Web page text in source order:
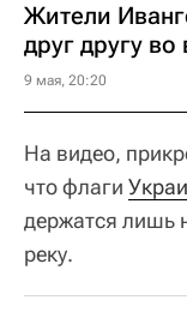
Жители
друг другу
9 мая, 20:20
На видео,
что флаги
держатся лишь
реку.